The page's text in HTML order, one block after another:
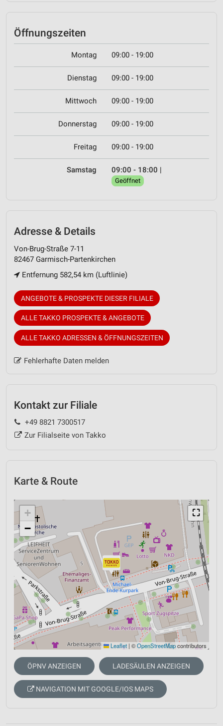
Öffnungszeiten
Montag 09:00 - 19:00
Dienstag 09:00 - 19:00
Mittwoch 09:00 - 19:00
Donnerstag 09:00 - 19:00
Freitag 09:00 - 19:00
Samstag 09:00 - 18:00 |
Geöffnet
Adresse & Details
Von-Brug-Straße 7-11
82467 Garmisch-Partenkirchen
Entfernung 582,54 km (Luftlinie)
ANGEBOTE & PROSPEKTE DIESER FILIALE
ALLE TAKKO PROSPEKTE & ANGEBOTE
ALLE TAKKO ADRESSEN & ÖFFNUNGSZEITEN
Fehlerhafte Daten melden
Kontakt zur Filiale
+49 8821 7300517
Zur Filialseite von Takko
Karte & Route
⛶
+
−
Leaflet | ©OpenStreetMapcontributors
ÖPNV ANZEIGEN LADESÄULEN ANZEIGEN
NAVIGATION MIT GOOGLE/IOS MAPS